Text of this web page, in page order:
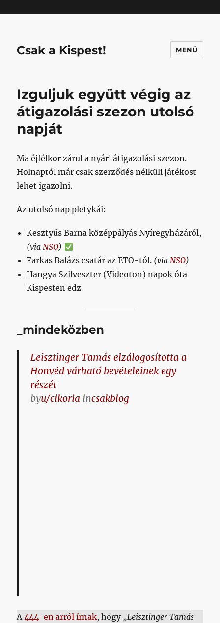
Csak a Kispest! MENÜ
Izguljuk együtt végig az
átigazolási szezon utolsó
napját
Ma éjfélkor zárul a nyári átigazolási szezon.
Holnaptól már csak szerződés nélküli játékost
lehet igazolni.
Az utolsó nap pletykái:
Kesztyűs Barna középpályás Nyíregyházáról,
(viaNSO)
Farkas Balázs csatár az ETO-tól. (viaNSO)
Hangya Szilveszter (Videoton) napok óta
Kispesten edz.
_mindeközben
Leisztinger Tamás elzálogosította a
Honvéd várható bevételeinek egy
részét
byu/cikoria incsakblog
A444-en arról írnak, hogy „Leisztinger Tamás